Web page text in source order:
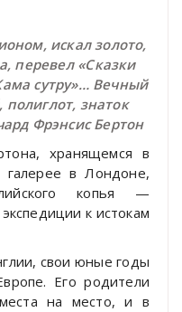
искал золото,
перевел «Сказки
сутру»… Вечный
знаток
Фрэнсис Бертон
хранящемся в
галерее в Лондоне,
копья —
к истокам
свои юные годы
Его родители
на место, и в